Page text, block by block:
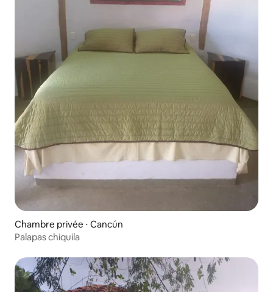
Chambre privée ⋅ Cancún
Palapas chiquila